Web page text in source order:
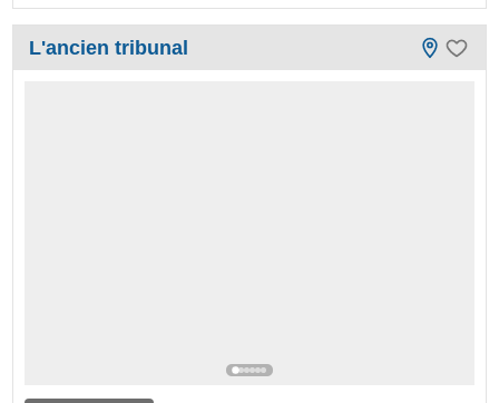
L'ancien tribunal